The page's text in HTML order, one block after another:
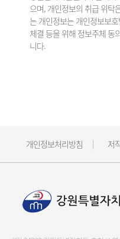
으며, 개인정보의 취급 위탁
는 개인정보는 개인정보보
체결 등을 위해 정보주체 동
니다.
개인정보처리방침 저